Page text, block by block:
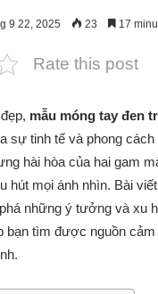
9 22, 2025 23 17
Rate this post
mẫu móng tay đen
sự tinh tế và phong
hài hòa của hai gam
hút mọi ánh nhìn. Bài
những ý tưởng và xu
bạn tìm được nguồn